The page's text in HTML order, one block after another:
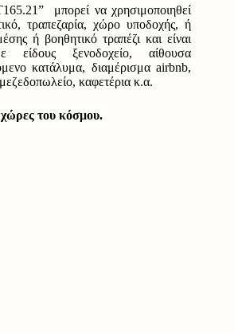
μπορεί να χρησιμοποιηθεί
τραπεζαρία, χώρο υποδοχής, ή
ή βοηθητικό τραπέζι και είναι
είδους ξενοδοχείο, αίθουσα
κατάλυμα, διαμέρισμα airbnb,
καφετέρια κ.α.
του κόσμου.